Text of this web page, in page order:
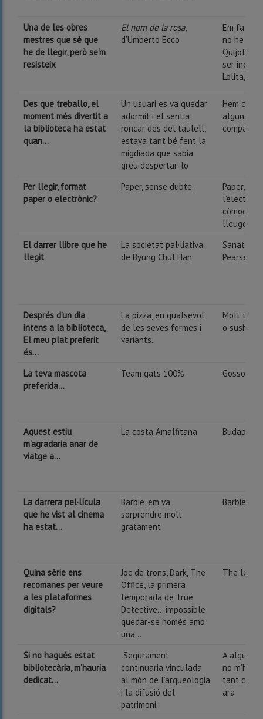
Una de les obres
mestres que sé que
he de llegir, però se'm
resisteix
El nom de la rosa,
d’Umberto Ecco
Em fa
no he
Quijote.
ser
Lolita, de
Des que treballo, el
moment més divertit a
la biblioteca ha estat
quan...
Un usuari es va quedar
adormit i el sentia
roncar des del taulell,
estava tant bé fent la
migdiada que sabia
greu despertar-lo
Hem
alguna
companys.
Per llegir, format
paper o electrònic?
Paper, sense dubte.
Paper, tot
còmode
lleugera
El darrer llibre que he
llegit
La societat pal·liativa
de Byung Chul Han
Sanatorio,
Pearse
Després d’un dia
intens a la biblioteca,
El meu plat preferit
és...
La pizza, en qualsevol
de les seves formes i
variants.
Molt típic,
o sushi
La teva mascota
preferida...
Team gats 100% Gossos,
Aquest estiu
m'agradaria anar de
viatge a...
La costa Amalfitana Budapest
La darrera pel·lícula
que he vist al cinema
ha estat...
Barbie, em va
sorprendre molt
gratament
Barbie,
Quina sèrie ens
recomanes per veure
a les plataformes
digitals?
Joc de trons, Dark, The
Office, la primera
temporada de True
Detective... impossible
quedar-se només amb
una...
The
Si no hagués estat
bibliotecària, m'hauria
dedicat...
Segurament
continuaria vinculada
al món de l’arqueologia
i la difusió del
patrimoni.
A alguna
no
tant com
ara